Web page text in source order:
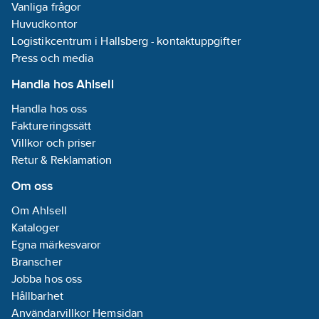
Vanliga frågor
Huvudkontor
Logistikcentrum i Hallsberg - kontaktuppgifter
Press och media
Handla hos Ahlsell
Handla hos oss
Faktureringssätt
Villkor och priser
Retur & Reklamation
Om oss
Om Ahlsell
Kataloger
Egna märkesvaror
Branscher
Jobba hos oss
Hållbarhet
Användarvillkor Hemsidan